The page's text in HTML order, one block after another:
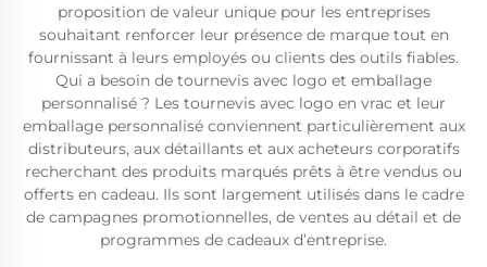
proposition de valeur unique pour les entreprises
souhaitant renforcer leur présence de marque tout en
fournissant à leurs employés ou clients des outils fiables.
Qui a besoin de tournevis avec logo et emballage
personnalisé ? Les tournevis avec logo en vrac et leur
emballage personnalisé conviennent particulièrement aux
distributeurs, aux détaillants et aux acheteurs corporatifs
recherchant des produits marqués prêts à être vendus ou
offerts en cadeau. Ils sont largement utilisés dans le cadre
de campagnes promotionnelles, de ventes au détail et de
programmes de cadeaux d’entreprise.